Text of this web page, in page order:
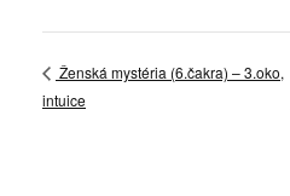
Ženská mystéria (6.čakra) – 3.oko,
intuice